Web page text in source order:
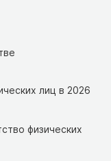
лиц в 2026
физических